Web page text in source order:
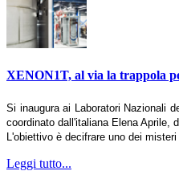
XENON1T, al via la trappola
Si inaugura ai Laboratori Nazionali
coordinato dall'italiana Elena Aprile,
L'obiettivo è decifrare uno dei
Leggi tutto...